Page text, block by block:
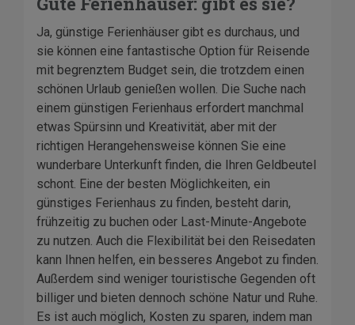
Ja, günstige Ferienhäuser gibt es durchaus, und
sie können eine fantastische Option für Reisende
mit begrenztem Budget sein, die trotzdem einen
schönen Urlaub genießen wollen. Die Suche nach
einem günstigen Ferienhaus erfordert manchmal
etwas Spürsinn und Kreativität, aber mit der
richtigen Herangehensweise können Sie eine
wunderbare Unterkunft finden, die Ihren Geldbeutel
schont. Eine der besten Möglichkeiten, ein
günstiges Ferienhaus zu finden, besteht darin,
frühzeitig zu buchen oder Last-Minute-Angebote
zu nutzen. Auch die Flexibilität bei den Reisedaten
kann Ihnen helfen, ein besseres Angebot zu finden.
Außerdem sind weniger touristische Gegenden oft
billiger und bieten dennoch schöne Natur und Ruhe.
Es ist auch möglich, Kosten zu sparen, indem man